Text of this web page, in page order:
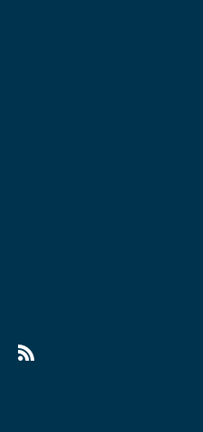
YouTube